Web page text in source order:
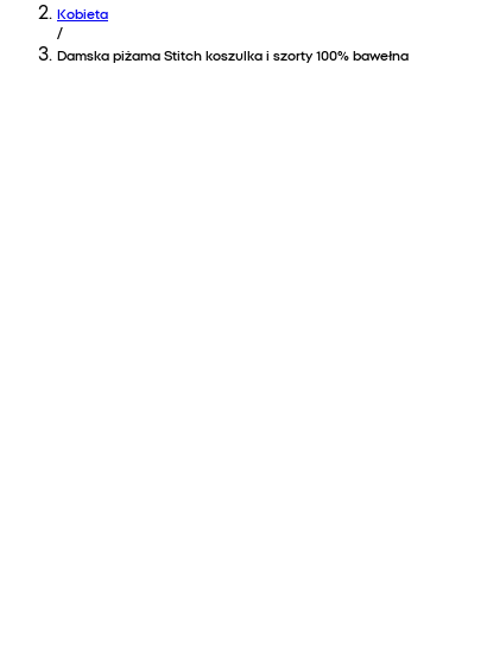
Kobieta
/
Damska piżama Stitch koszulka i szorty 100% bawełna